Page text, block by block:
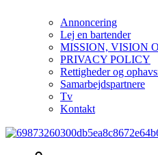
Annoncering
Lej en bartender
MISSION, VISION
PRIVACY POLICY
Rettigheder og
Samarbejdspartnere
Tv
Kontakt